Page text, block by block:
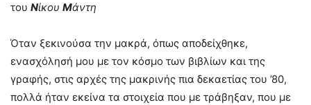
του Νίκου Μάντη
Όταν ξεκινούσα την μακρά, όπως αποδείχθηκε,
ενασχόλησή μου με τον κόσμο των βιβλίων και της
γραφής, στις αρχές της μακρινής πια δεκαετίας του ’80,
πολλά ήταν εκείνα τα στοιχεία που με τράβηξαν, που με